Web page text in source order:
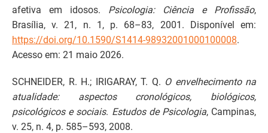
afetiva em idosos. Psicologia: Ciência e Profissão,
Brasília, v. 21, n. 1, p. 68–83, 2001. Disponível em:
https://doi.org/10.1590/S1414-98932001000100008.
Acesso em: 21 maio 2026.
SCHNEIDER, R. H.; IRIGARAY, T. Q. O envelhecimento na
atualidade: aspectos cronológicos, biológicos,
psicológicos e sociais. Estudos de Psicologia, Campinas,
v. 25, n. 4, p. 585–593, 2008.